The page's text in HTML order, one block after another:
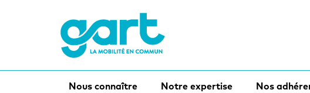
Nous connaître Notre expertise Nos